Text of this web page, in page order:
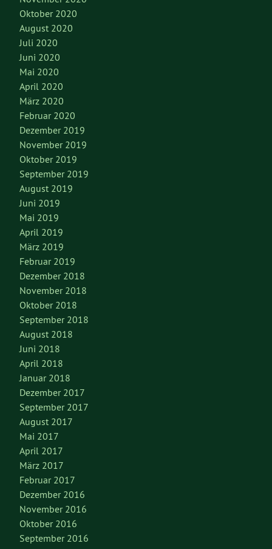
Oktober 2020
August 2020
Juli 2020
Juni 2020
Mai 2020
April 2020
März 2020
Februar 2020
Dezember 2019
November 2019
Oktober 2019
September 2019
August 2019
Juni 2019
Mai 2019
April 2019
März 2019
Februar 2019
Dezember 2018
November 2018
Oktober 2018
September 2018
August 2018
Juni 2018
April 2018
Januar 2018
Dezember 2017
September 2017
August 2017
Mai 2017
April 2017
März 2017
Februar 2017
Dezember 2016
November 2016
Oktober 2016
September 2016